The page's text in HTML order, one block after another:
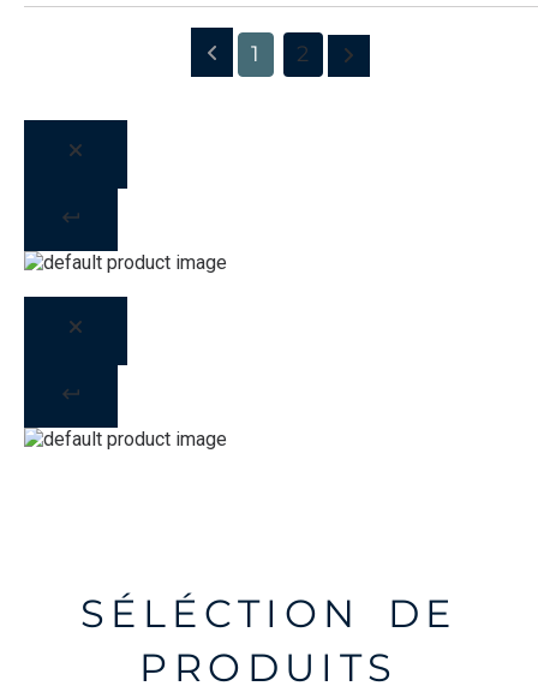
1 2
SÉLÉCTION DE
PRODUITS